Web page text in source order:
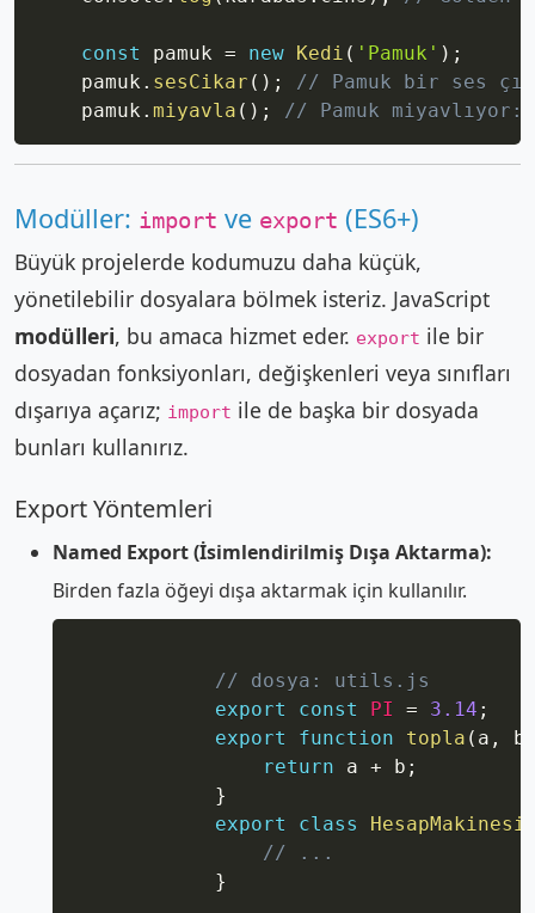
const pamuk = new Kedi ( 'Pamuk' ) ;
    pamuk
. sesCikar ( ) ;
// Pamuk bir ses
    pamuk
. miyavla ( ) ; // Pamuk miyavlıyor:
Modüller: import ve export (ES6+)
Büyük projelerde kodumuzu daha küçük,
yönetilebilir dosyalara bölmek isteriz. JavaScript
modülleri, bu amaca hizmet eder. export ile bir
dosyadan fonksiyonları, değişkenleri veya sınıfları
dışarıya açarız; import ile de başka bir dosyada
bunları kullanırız.
Export Yöntemleri
Named Export (İsimlendirilmiş Dışa Aktarma):
Birden fazla öğeyi dışa aktarmak için kullanılır.
// dosya: utils.js
export
const PI = 3.14 ;
export
function topla ( a , b
return a + b ;
}
export
class
HesapMakinesi
// ...
}